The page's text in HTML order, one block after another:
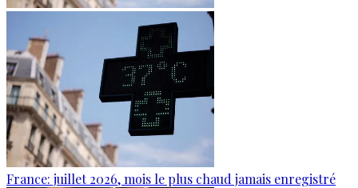
France: juillet 2026, mois le plus chaud jamais enregistré